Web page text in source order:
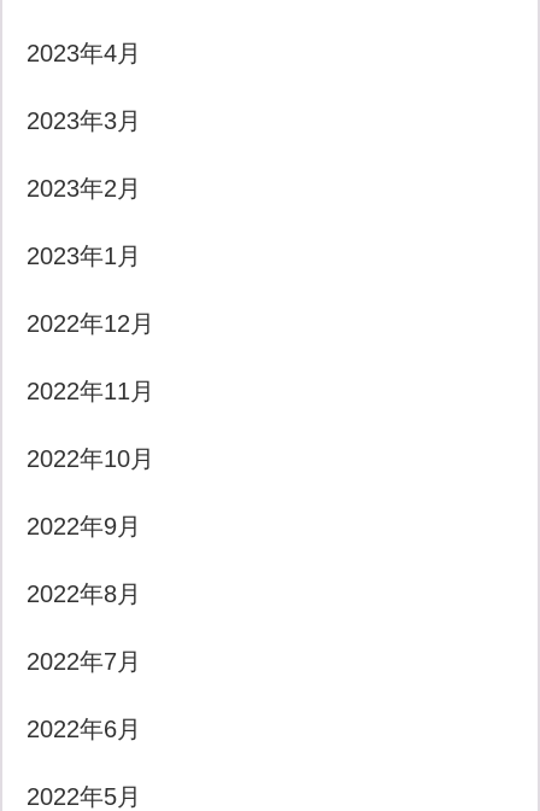
2023年4月
2023年3月
2023年2月
2023年1月
2022年12月
2022年11月
2022年10月
2022年9月
2022年8月
2022年7月
2022年6月
2022年5月